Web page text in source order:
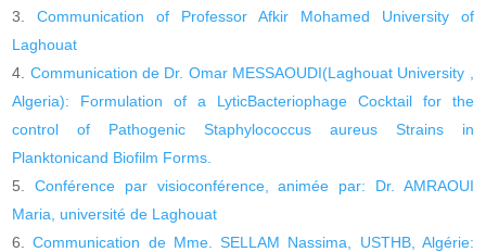
Communication of Professor Afkir Mohamed University of
Laghouat
Communication de Dr. Omar MESSAOUDI(Laghouat University ,
Algeria): Formulation of a LyticBacteriophage Cocktail for the
control of Pathogenic Staphylococcus aureus Strains in
Planktonicand Biofilm Forms.
Conférence par visioconférence, animée par: Dr. AMRAOUI
Maria, université de Laghouat
Communication de Mme. SELLAM Nassima, USTHB, Algérie: